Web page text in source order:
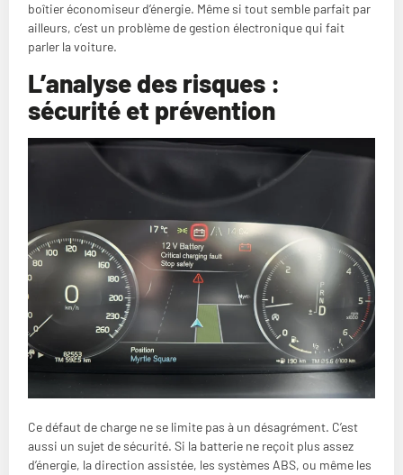
boîtier économiseur d’énergie. Même si tout semble parfait par
ailleurs, c’est un problème de gestion électronique qui fait
parler la voiture.
L’analyse des risques :
sécurité et prévention
Ce défaut de charge ne se limite pas à un désagrément. C’est
aussi un sujet de sécurité. Si la batterie ne reçoit plus assez
d’énergie, la direction assistée, les systèmes ABS, ou même les